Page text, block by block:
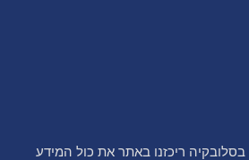
ריכזנו באתר את כול המידע